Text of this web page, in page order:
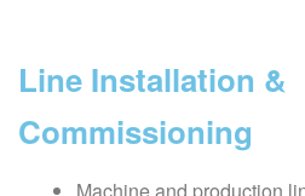
Line Installation &
Commissioning